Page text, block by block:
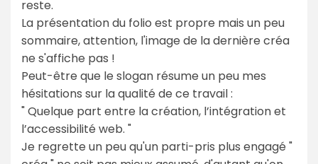
reste.
La présentation du folio est propre mais un peu
sommaire, attention, l'image de la dernière créa
ne s'affiche pas !
Peut-être que le slogan résume un peu mes
hésitations sur la qualité de ce travail :
" Quelque part entre la création, l’intégration et
l’accessibilité web. "
Je regrette un peu qu'un parti-pris plus engagé "